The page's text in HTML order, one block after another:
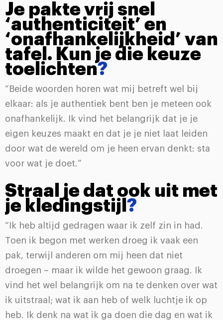
Je pakte vrij snel
‘authenticiteit’ en
‘onafhankelijkheid’ van
tafel. Kun je die keuze
toelichten?
“Beide woorden horen wat mij betreft wel bij
elkaar: als je authentiek bent ben je meteen ook
onafhankelijk. Ik vind het belangrijk dat je je
eigen keuzes maakt en dat je je niet laat leiden
door wat de wereld om je heen ervan denkt: sta
voor wat je doet.”
Straal je dat ook uit met
je kledingstijl ?
“Ik heb altijd gedragen waar ik zelf zin in had.
Toen ik begon met werken droeg ik vaak een
pak, terwijl anderen om mij heen dat niet
droegen – maar ik wilde het gewoon graag. Ik
vind het wel belangrijk om na te denken over wat
ik uitstraal; wat ik aan heb of welk luchtje ik op
heb. Ik denk na wat ik ga doen die dag en wat ik